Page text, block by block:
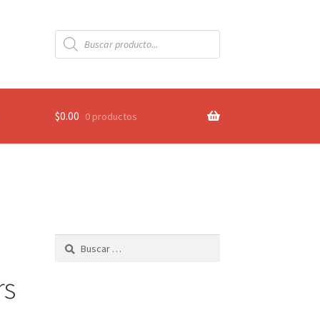
Búsqueda
de
productos
$0.00 0 productos
Buscar: